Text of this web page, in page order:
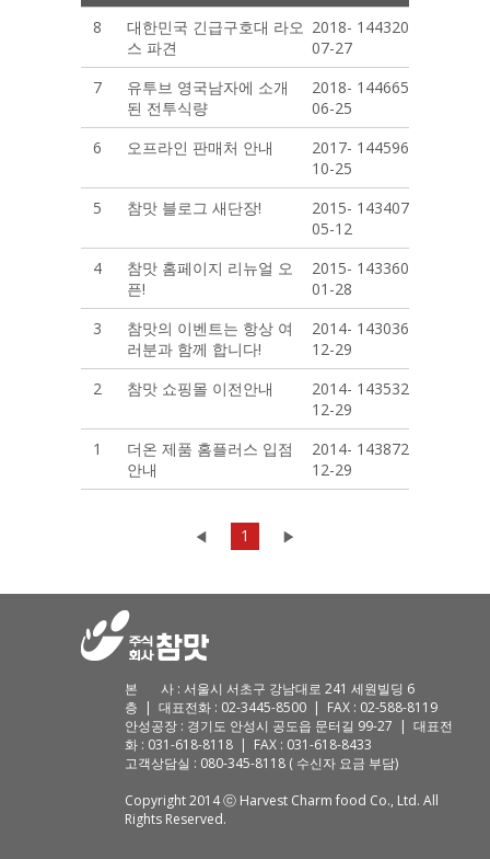
8
대한민국 긴급구호대 라오
스 파견
2018-
07-27
144320
7
유투브 영국남자에 소개
된 전투식량
2018-
06-25
144665
6 오프라인 판매처 안내
2017-
10-25
144596
5 참맛 블로그 새단장!
2015-
05-12
143407
4
참맛 홈페이지 리뉴얼 오
픈!
2015-
01-28
143360
3
참맛의 이벤트는 항상 여
러분과 함께 합니다!
2014-
12-29
143036
2 참맛 쇼핑몰 이전안내
2014-
12-29
143532
1
더온 제품 홈플러스 입점
안내
2014-
12-29
143872
1
본 사 : 서울시 서초구 강남대로 241 세원빌딩 6
층 | 대표전화 : 02-3445-8500 | FAX : 02-588-8119
안성공장 : 경기도 안성시 공도읍 문터길 99-27 | 대표전
화 : 031-618-8118 | FAX : 031-618-8433
고객상담실 : 080-345-8118 ( 수신자 요금 부담)
Copyright 2014 ⓒ Harvest Charm food Co., Ltd. All
Rights Reserved.